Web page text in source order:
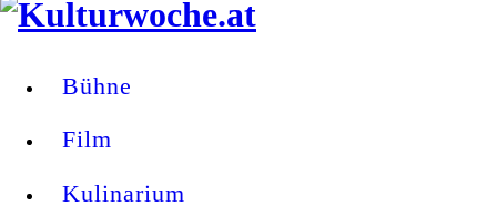
Bühne
Film
Kulinarium